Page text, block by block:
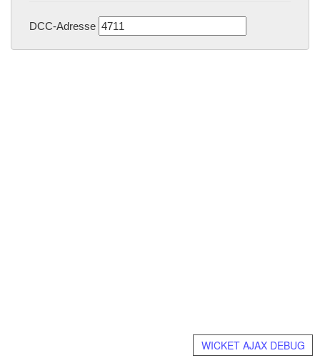
DCC-Adresse
WICKET AJAX DEBUG